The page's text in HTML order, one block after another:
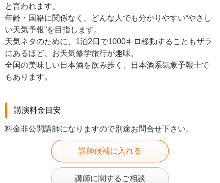
と言われます。
年齢・国籍に関係なく、どんな人でも分かりやすい“やさし
い天気予報”を目指します。
天気ネタのために、1泊2日で1000キロ移動することもザラ
にあるほど、お天気修学旅行が趣味。
全国の美味しい日本酒を飲み歩く、日本酒系気象予報士で
もあります。
講演料金目安
料金非公開講師になりますので別途お問合せ下さい。
講師候補に入れる
講師に関するご相談